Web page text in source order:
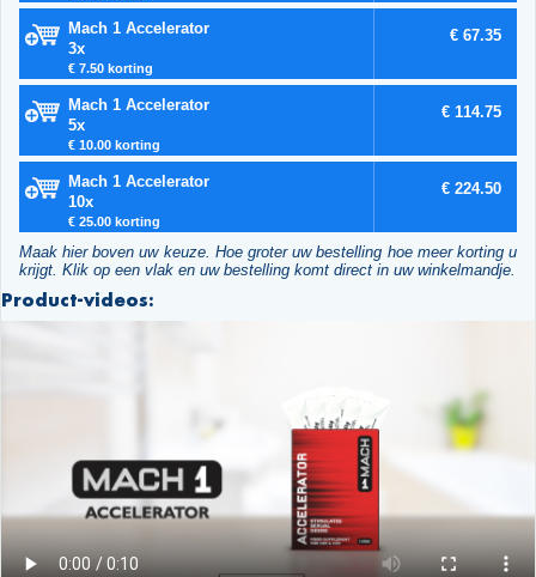
Mach 1 Accelerator
3x
€ 7.50 korting
€ 67.35
Mach 1 Accelerator
5x
€ 10.00 korting
€ 114.75
Mach 1 Accelerator
10x
€ 25.00 korting
€ 224.50
Maak hier boven uw keuze. Hoe groter uw bestelling hoe meer korting u
krijgt. Klik op een vlak en uw bestelling komt direct in uw winkelmandje.
Product-videos: